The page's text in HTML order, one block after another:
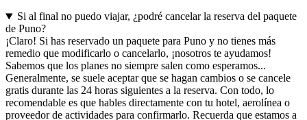
Si al final no puedo viajar, ¿podré cancelar la reserva del paquete
de Puno?
¡Claro! Si has reservado un paquete para Puno y no tienes más
remedio que modificarlo o cancelarlo, ¡nosotros te ayudamos!
Sabemos que los planes no siempre salen como esperamos...
Generalmente, se suele aceptar que se hagan cambios o se cancele
gratis durante las 24 horas siguientes a la reserva. Con todo, lo
recomendable es que hables directamente con tu hotel, aerolínea o
proveedor de actividades para confirmarlo. Recuerda que estamos a